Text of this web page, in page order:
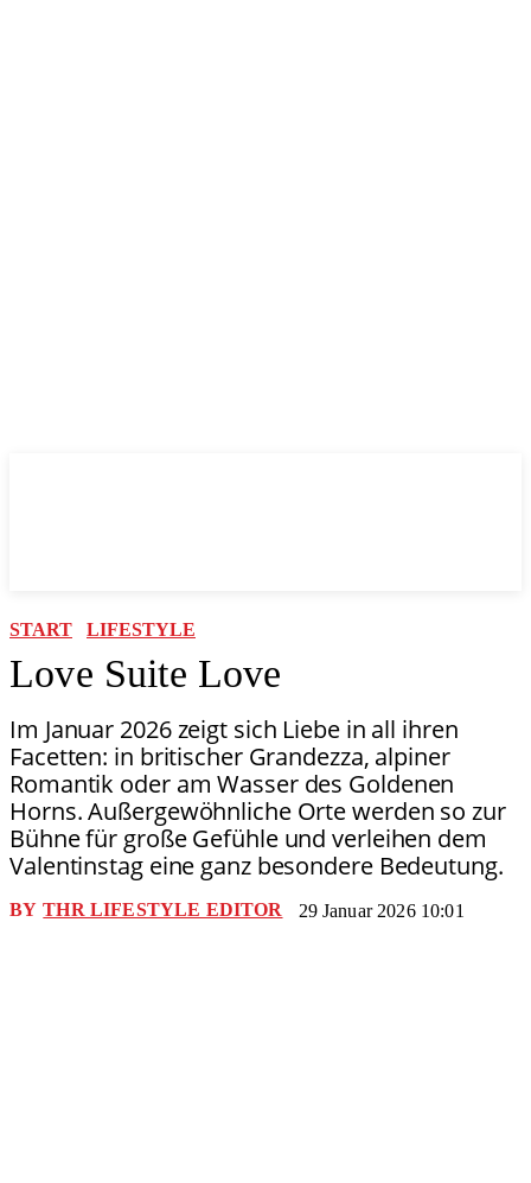
START LIFESTYLE
Love Suite Love
Im Januar 2026 zeigt sich Liebe in all ihren
Facetten: in britischer Grandezza, alpiner
Romantik oder am Wasser des Goldenen
Horns. Außergewöhnliche Orte werden so zur
Bühne für große Gefühle und verleihen dem
Valentinstag eine ganz besondere Bedeutung.
BY THR LIFESTYLE EDITOR 29 Januar 2026 10:01